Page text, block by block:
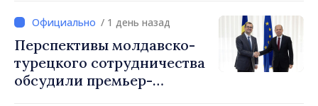
обеспечения безопасности
границы и европейской
интеграции. Встреча в
Могилёв-Подольском
/ 1 день назад
Перспективы молдавско-
турецкого сотрудничества
обсудили премьер-